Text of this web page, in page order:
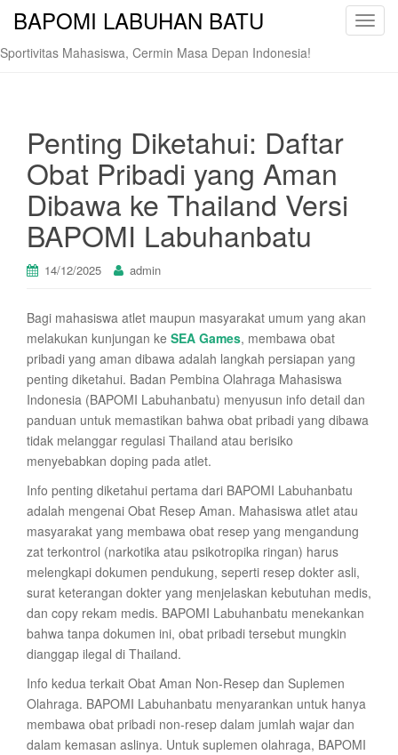
T
BAPOMI LABUHAN BATU
Sportivitas Mahasiswa, Cermin Masa Depan Indonesia!
Penting Diketahui: Daftar
Obat Pribadi yang Aman
Dibawa ke Thailand Versi
BAPOMI Labuhanbatu
14/12/2025 admin
Bagi mahasiswa atlet maupun masyarakat umum yang akan
melakukan kunjungan ke SEA Games, membawa obat
pribadi yang aman dibawa adalah langkah persiapan yang
penting diketahui. Badan Pembina Olahraga Mahasiswa
Indonesia (BAPOMI Labuhanbatu) menyusun info detail dan
panduan untuk memastikan bahwa obat pribadi yang dibawa
tidak melanggar regulasi Thailand atau berisiko
menyebabkan doping pada atlet.
Info penting diketahui pertama dari BAPOMI Labuhanbatu
adalah mengenai Obat Resep Aman. Mahasiswa atlet atau
masyarakat yang membawa obat resep yang mengandung
zat terkontrol (narkotika atau psikotropika ringan) harus
melengkapi dokumen pendukung, seperti resep dokter asli,
surat keterangan dokter yang menjelaskan kebutuhan medis,
dan copy rekam medis. BAPOMI Labuhanbatu menekankan
bahwa tanpa dokumen ini, obat pribadi tersebut mungkin
dianggap ilegal di Thailand.
Info kedua terkait Obat Aman Non-Resep dan Suplemen
Olahraga. BAPOMI Labuhanbatu menyarankan untuk hanya
membawa obat pribadi non-resep dalam jumlah wajar dan
dalam kemasan aslinya. Untuk suplemen olahraga, BAPOMI